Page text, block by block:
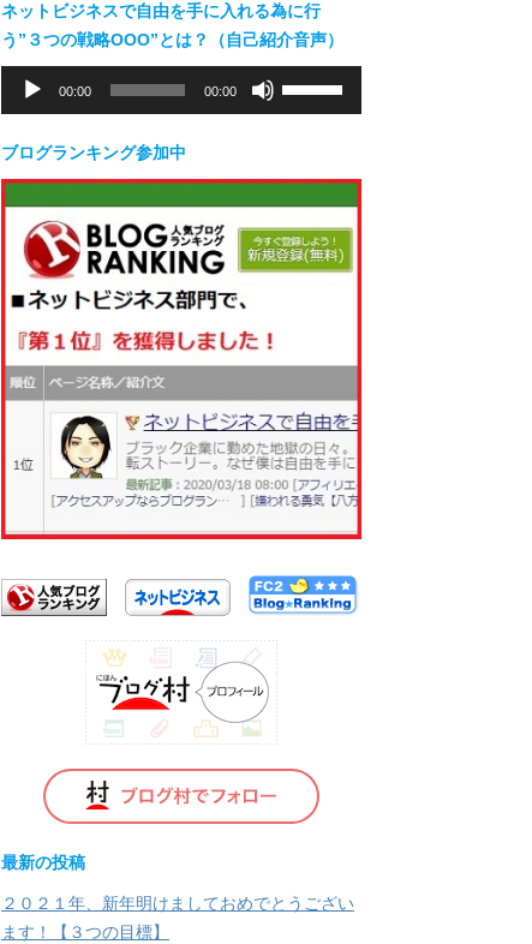
ネットビジネスで自由を手に入れる為に行
う”３つの戦略OOO”とは？（自己紹介音声）
レ
ー
ヤ
00:00 00:00
リ
ム
調
節
に
は
キ
ー
を
使
っ
て
だ
さ
ブログランキング参加中
最新の投稿
２０２１年、新年明けましておめでとうござい
ます！【３つの目標】